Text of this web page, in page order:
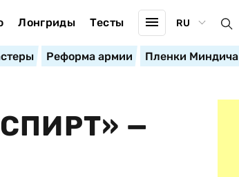
Лонгриды Тесты RU
Реформа армии Пленки Миндича
—